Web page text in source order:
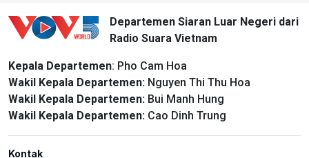
Departemen Siaran Luar Negeri dari
Radio Suara Vietnam
Kepala Departemen: Pho Cam Hoa
Wakil Kepala Departemen: Nguyen Thi Thu Hoa
Wakil Kepala Departemen: Bui Manh Hung
Wakil Kepala Departemen: Cao Dinh Trung
Kontak